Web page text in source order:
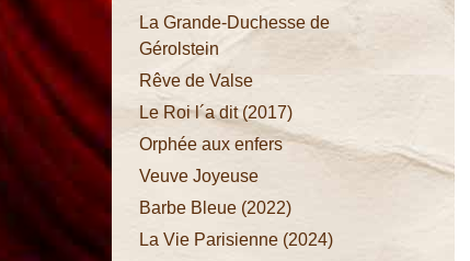
Don
Procopio
Les
Voitures
Versées
Soupirs
La Grande-Duchesse de
Gérolstein
Rêve de Valse
Le Roi l´a dit (2017)
Orphée aux enfers
Veuve Joyeuse
Barbe Bleue (2022)
La Vie Parisienne (2024)